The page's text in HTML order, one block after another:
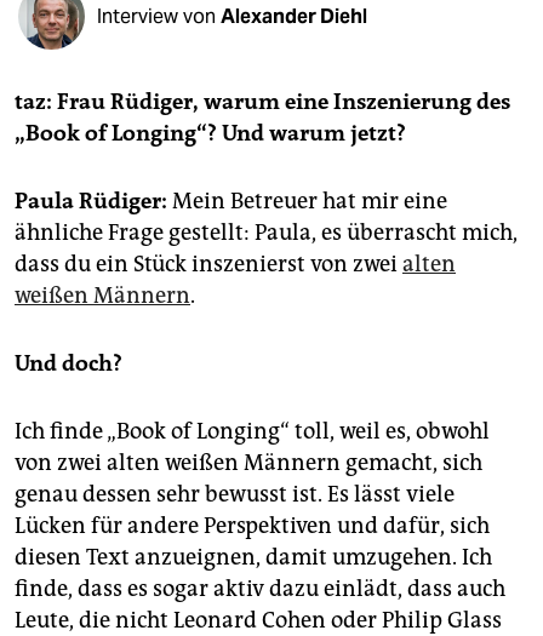
fragen & hilfe
abo
epaper login
Interview von Alexander Diehl
taz: Frau Rüdiger, warum eine Inszenierung des
„Book of Longing“? Und warum jetzt?
Paula Rüdiger: Mein Betreuer hat mir eine
ähnliche Frage gestellt: Paula, es überrascht mich,
dass du ein Stück inszenierst von zweialten
weißen Männern.
Und doch?
Ich finde „Book of Longing“ toll, weil es, obwohl
von zwei alten weißen Männern gemacht, sich
genau dessen sehr bewusst ist. Es lässt viele
Lücken für andere Perspektiven und dafür, sich
diesen Text anzueignen, damit umzugehen. Ich
finde, dass es sogar aktiv dazu einlädt, dass auch
Leute, die nicht Leonard ­Cohen oder Philip Glass